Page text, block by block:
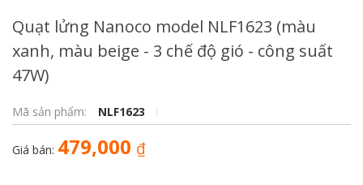
Quạt lửng Nanoco model NLF1623 (màu
xanh, màu beige - 3 chế độ gió - công suất
47W)
Mã sản phẩm: NLF1623
Giá bán: 479,000 ₫